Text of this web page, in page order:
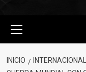
primario
INICIO INTERNACIONAL